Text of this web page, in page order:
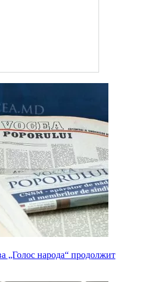
„Голос народа“ продолжит